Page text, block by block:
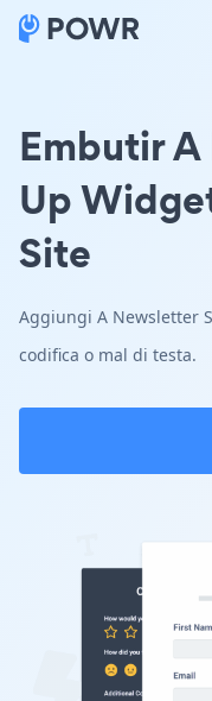
Embutir
Up
Site
Aggiungi A Newsletter
codifica o mal di testa.